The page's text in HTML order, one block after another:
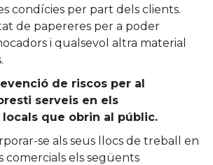
condícies per part dels clients.
de papereres per a poder
i qualsevol altra material
de riscos per al
serveis en els
que obrin al públic.
se als seus llocs de treball en
comercials els següents